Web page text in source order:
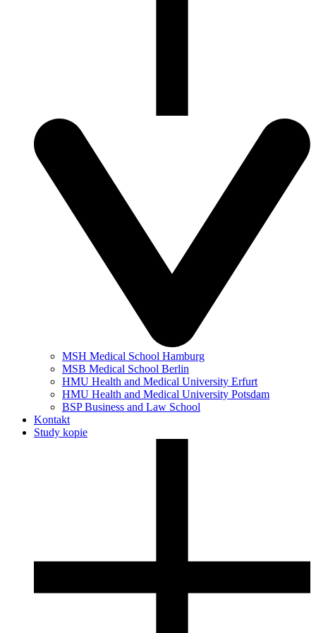
MSH Medical School Hamburg
MSB Medical School Berlin
HMU Health and Medical University Erfurt
HMU Health and Medical University Potsdam
BSP Business and Law School
Kontakt
Study kopie